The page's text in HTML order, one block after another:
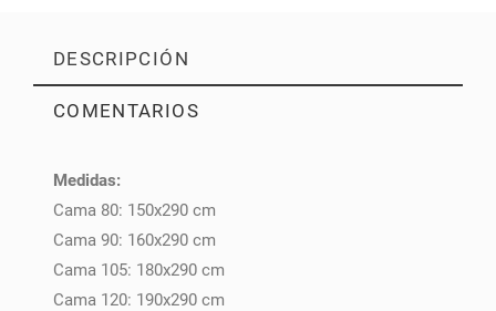
DESCRIPCIÓN
COMENTARIOS
Medidas:
Cama 80: 150x290 cm
Cama 90: 160x290 cm
Cama 105: 180x290 cm
Cama 120: 190x290 cm
PULSE AQUÍ PARA DEJAR SU OPINIÓN